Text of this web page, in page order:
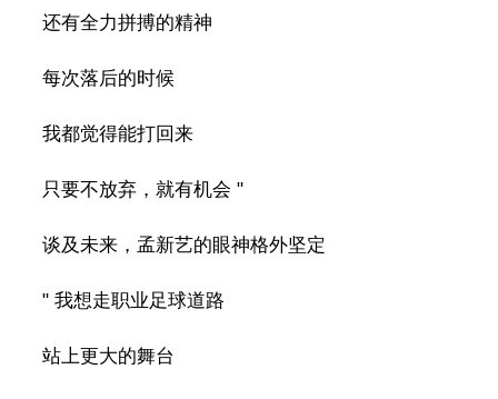
还有全力拼搏的精神
每次落后的时候
我都觉得能打回来
只要不放弃，就有机会 "
谈及未来，孟新艺的眼神格外坚定
" 我想走职业足球道路
站上更大的舞台